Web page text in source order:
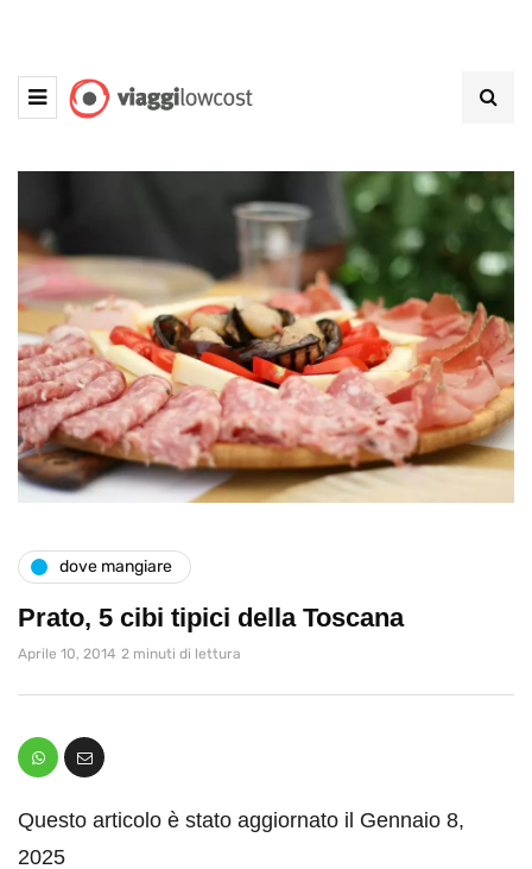
dove mangiare
Prato, 5 cibi tipici della Toscana
Aprile 10, 2014 2 minuti di lettura
Questo articolo è stato aggiornato il Gennaio 8,
2025